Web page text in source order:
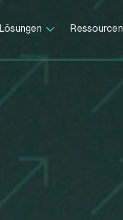
Lösungen Ressourcen